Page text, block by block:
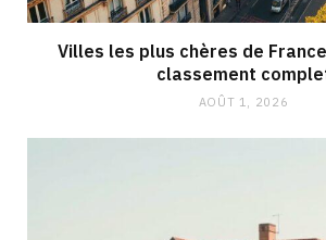
Villes les plus chères de
classement
AOÛT 1, 2026